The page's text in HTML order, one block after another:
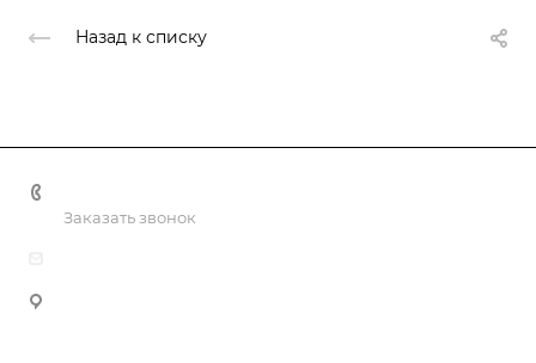
Назад к списку
Заказать звонок